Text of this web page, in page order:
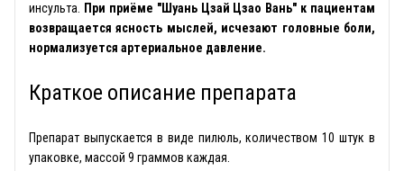
инсульта.
При приёме "Шуань Цзай Цзао Вань" к пациентам
возвращается ясность мыслей, исчезают головные боли,
нормализуется артериальное давление.
Краткое описание препарата
Препарат выпускается в виде пилюль, количеством 10 штук в
упаковке, массой 9 граммов каждая.